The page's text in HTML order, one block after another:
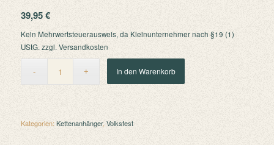
39,95€
Kein Mehrwertsteuerausweis, da Kleinunternehmer nach §19 (1)
UStG. zzgl.Versandkosten
In den Warenkorb
Kategorien: Kettenanhänger, Volksfest